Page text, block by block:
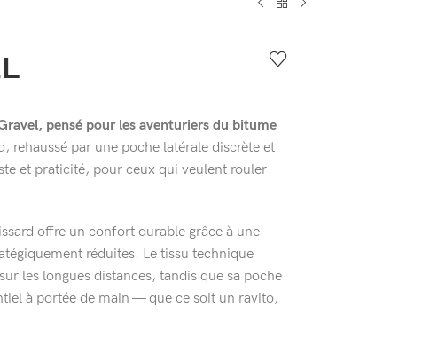
pensé pour les aventuriers du bitume
rehaussé par une poche latérale discrète et
et praticité, pour ceux qui veulent rouler
offre un confort durable grâce à une
réduites. Le tissu technique
les longues distances, tandis que sa poche
à portée de main — que ce soit un ravito,